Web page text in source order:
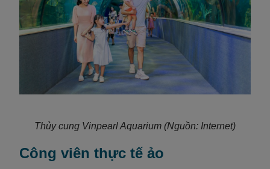
Thủy cung Vinpearl Aquarium (Nguồn: Internet)
Công viên thực tế ảo